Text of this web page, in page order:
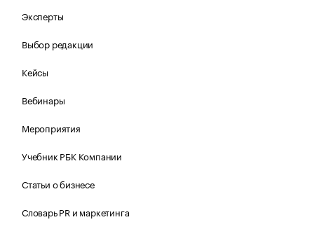
Эксперты
Выбор редакции
Кейсы
Вебинары
Мероприятия
Учебник РБК Компании
Статьи о бизнесе
Словарь PR и маркетинга